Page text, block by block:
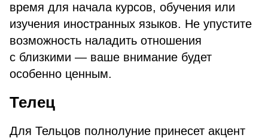
время для начала курсов, обучения или
изучения иностранных языков. Не упустите
возможность наладить отношения
с близкими — ваше внимание будет
особенно ценным.
Телец
Для Тельцов полнолуние принесет акцент